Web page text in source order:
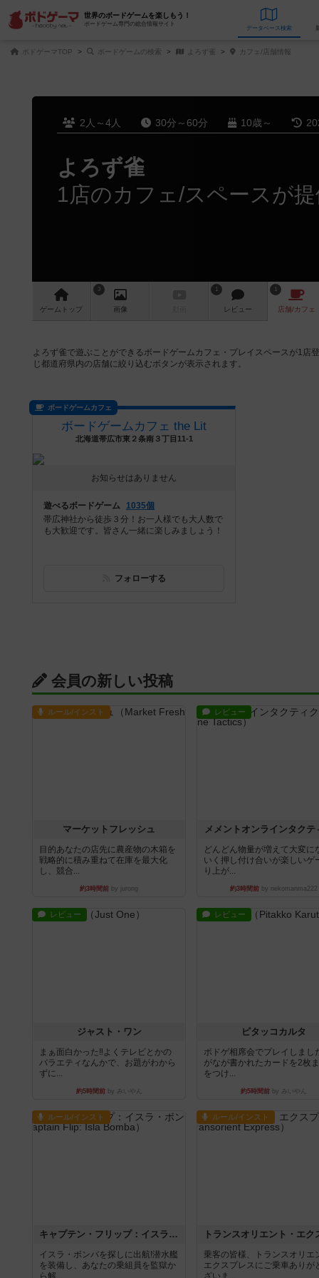
世界のボードゲームを楽しもう！
ボードゲーム専門の総合情報サイト
データベース
ボドゲーマTOP ボードゲームの検索 よろず雀 カフェ/店舗情報
2人～4人 30分～60分 10歳～
よろず雀
1店のカフェ/スペースが提
ゲーム トップ
3
画像
1
レビュー
1
店舗/カフェ
よろず雀で遊ぶことができるボードゲームカフェ・プレイスペースが1
じ都道府県内の店舗に絞り込むボタンが表示されます。
ボードゲームカフェ
ボードゲームカフェ the Lit
北海道帯広市東２条南３丁目11-1
お知らせはありません
遊べるボードゲーム
1035個
帯広神社から徒歩３分！お一人様でも大人数で
も大歓迎です。皆さん一緒に楽しみましょう！
フォローする
会員の新しい投稿
ルール/インスト
マーケットフレッシュ
目的あなたの店先に農産物の木箱を
戦略的に積み重ねて在庫を最大化
し、競合...
約3時間前 by jurong
レビュー
メメントオンラインタクテ
どんどん物量が増えて大変に
いく押し付け合いが楽しいゲ
り上が...
約3時間前by nekomanma222
レビュー
ジャスト・ワン
まぁ面白かった‼️よくテレビとかの
バラエティなんかで、お題がわから
ずに...
約5時間前by みいやん
レビュー
ピタッコカルタ
ボドゲ相席会でプレイしまし
がなが書かれたカードを2枚
をつけ...
約5時間前by みいやん
ルール/インスト
キャプテン・フリップ：イスラ・ボンバ
イスラ・ボンバを探しに出航!潜水艦
を装備し、あなたの乗組員を監獄か
ら解...
ルール/インスト
乗客の皆様、トランスオリエ
エクスプレスにご乗車ありが
ざいま...